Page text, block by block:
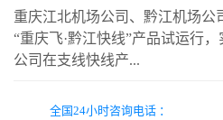
重庆江北机场公司、黔江机场公
“重庆飞·黔江快线”产品试运行
公司在支线快线产...
全国24小时咨询电话 ：